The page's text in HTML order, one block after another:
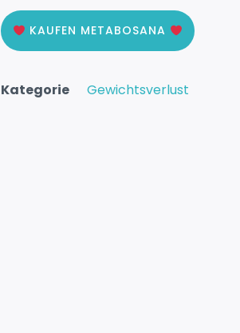
KAUFEN METABOSANA
Kategorie Gewichtsverlust